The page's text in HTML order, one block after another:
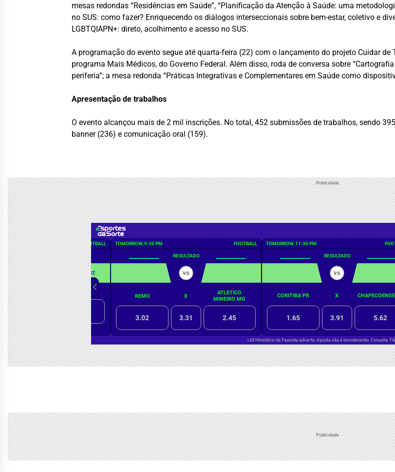
mesas redondas “Residências em Saúde”, “Planificação da Atenção à Saúde: uma
no SUS: como fazer? Enriquecendo os diálogos interseccionais sobre bem-estar, coletivo e
LGBTQIAPN+: direto, acolhimento e acesso no SUS.
A programação do evento segue até quarta-feira (22) com o lançamento do projeto Cuidar
programa Mais Médicos, do Governo Federal. Além disso, roda de conversa sobre
periferia”; a mesa redonda “Práticas Integrativas e Complementares em Saúde como
Apresentação de trabalhos
O evento alcançou mais de 2 mil inscrições. No total, 452 submissões de trabalhos, sendo
banner (236) e comunicação oral (159).
Publicidade
Publicidade